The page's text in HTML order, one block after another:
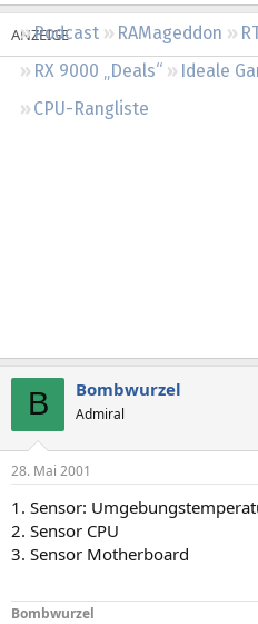
Podcast RAMageddon
RX 9000 „Deals“
Ideale
CPU-Rangliste
B Bombwurzel
Admiral
28. Mai 2001
1. Sensor:
2. Sensor CPU
3. Sensor Motherboard
Bombwurzel